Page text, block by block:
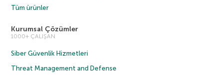
Tüm ürünler
Kurumsal Çözümler
1000+ ÇALIŞAN
Siber Güvenlik Hizmetleri
Threat Management and Defense